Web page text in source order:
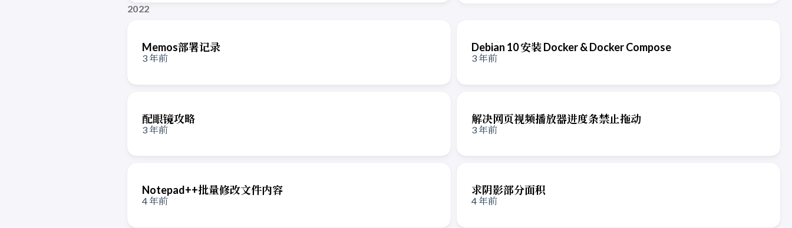
2022
Memos部署记录
3 年前
Debian 10 安装 Docker & Docker Compose
3 年前
配眼镜攻略
3 年前
解决网页视频播放器进度条禁止拖动
3 年前
Notepad++批量修改文件内容
4 年前
求阴影部分面积
4 年前